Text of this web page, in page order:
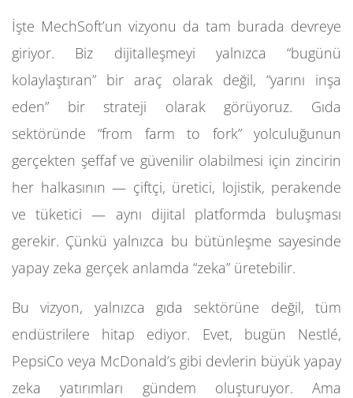
İşte MechSoft’un vizyonu da tam burada devreye
giriyor. Biz dijitalleşmeyi yalnızca “bugünü
kolaylaştıran” bir araç olarak değil, “yarını inşa
eden” bir strateji olarak görüyoruz. Gıda
sektöründe “from farm to fork” yolculuğunun
gerçekten şeffaf ve güvenilir olabilmesi için zincirin
her halkasının — çiftçi, üretici, lojistik, perakende
ve tüketici — aynı dijital platformda buluşması
gerekir. Çünkü yalnızca bu bütünleşme sayesinde
yapay zeka gerçek anlamda “zeka” üretebilir.
Bu vizyon, yalnızca gıda sektörüne değil, tüm
endüstrilere hitap ediyor. Evet, bugün Nestlé,
PepsiCo veya McDonald’s gibi devlerin büyük yapay
zeka yatırımları gündem oluşturuyor. Ama